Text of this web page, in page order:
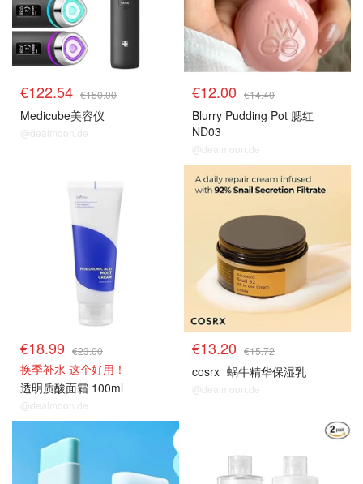
€122.54 €150.00
Medicube美容仪
@dealmoon.de
€12.00 €14.40
Blurry Pudding Pot 腮红
ND03
@dealmoon.de
€18.99 €23.00
换季补水 这个好用！
透明质酸面霜 100ml
@dealmoon.de
€13.20 €15.72
cosrx 蜗牛精华保湿乳
@dealmoon.de